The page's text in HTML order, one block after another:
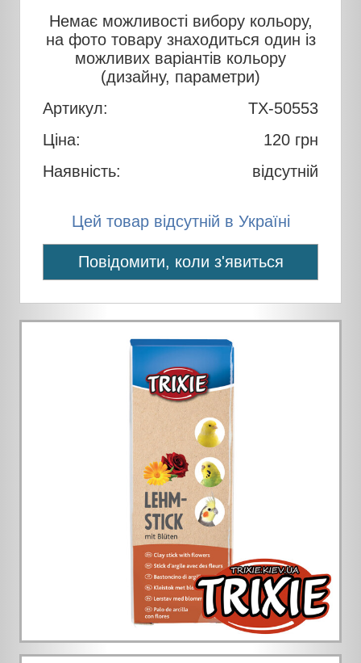
Немає можливості вибору кольору,
на фото товару знаходиться один із
можливих варіантів кольору
(дизайну, параметри)
Артикул:
TX-50553
Ціна:
120 грн
Наявність:
відсутній
Цей товар відсутній в Україні
Повідомити, коли з'явиться